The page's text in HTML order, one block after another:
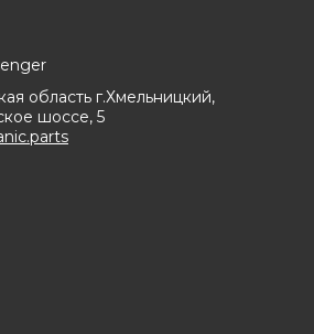
область г.Хмельницкий,
шоссе, 5